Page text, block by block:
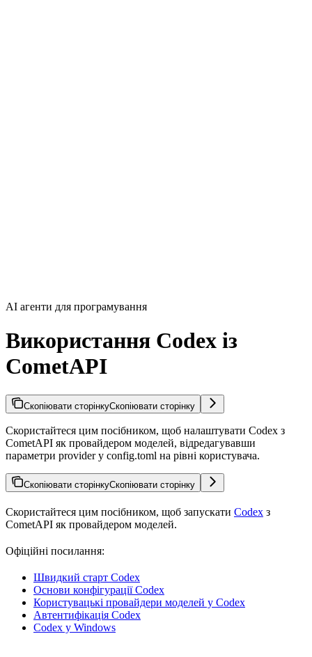
AI агенти для програмування
Використання Codex із
CometAPI
Скопіювати сторінкуСкопіювати сторінку
Скористайтеся цим посібником, щоб налаштувати Codex з
CometAPI як провайдером моделей, відредагувавши
параметри provider у config.toml на рівні користувача.
Скопіювати сторінкуСкопіювати сторінку
Скористайтеся цим посібником, щоб запускати Codex з
CometAPI як провайдером моделей.
Офіційні посилання:
Швидкий старт Codex
Основи конфігурації Codex
Користувацькі провайдери моделей у Codex
Автентифікація Codex
Codex у Windows